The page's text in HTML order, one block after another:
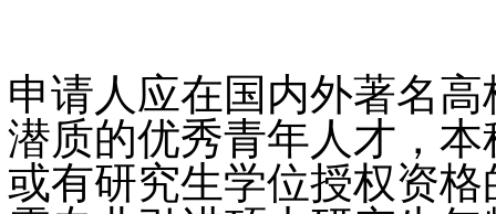
申请人应在国内外著名
潜质的优秀青年人才，
或有研究生学位授权资